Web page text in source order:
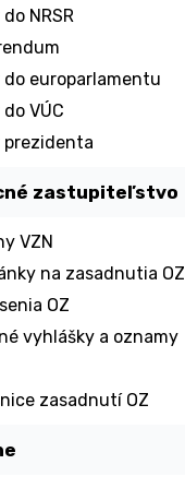
NRSR
do europarlamentu
VÚC
prezidenta
zastupiteľstvo
VZN
na zasadnutia OZ
OZ
vyhlášky a oznamy
zasadnutí OZ